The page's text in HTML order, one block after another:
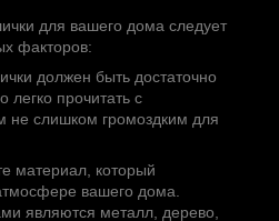
для вашего дома следует
факторов:
должен быть достаточно
прочитать с
не слишком громоздким для
материал, который
вашего дома.
являются металл, дерево,